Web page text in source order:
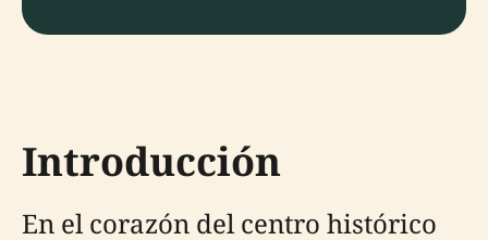
Introducción
En el corazón del centro histórico